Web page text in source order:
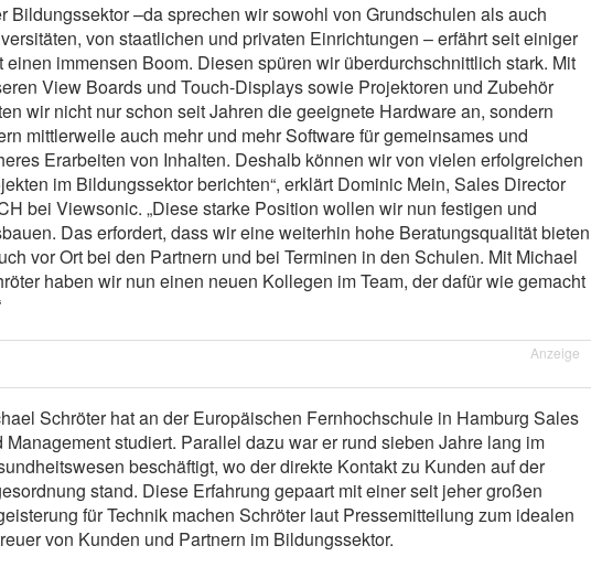
Bildungssektor –da sprechen wir sowohl von Grundschulen als auch
von staatlichen und privaten Einrichtungen – erfährt seit einiger
einen immensen Boom. Diesen spüren wir überdurchschnittlich stark. Mit
View Boards und Touch-Displays sowie Projektoren und Zubehör
wir nicht nur schon seit Jahren die geeignete Hardware an, sondern
mittlerweile auch mehr und mehr Software für gemeinsames und
Erarbeiten von Inhalten. Deshalb können wir von vielen erfolgreichen
im Bildungssektor berichten“, erklärt Dominic Mein, Sales Director
bei Viewsonic. „Diese starke Position wollen wir nun festigen und
Das erfordert, dass wir eine weiterhin hohe Beratungsqualität bieten
vor Ort bei den Partnern und bei Terminen in den Schulen. Mit Michael
haben wir nun einen neuen Kollegen im Team, der dafür wie gemacht
Anzeige
Schröter hat an der Europäischen Fernhochschule in Hamburg Sales
Management studiert. Parallel dazu war er rund sieben Jahre lang im
beschäftigt, wo der direkte Kontakt zu Kunden auf der
stand. Diese Erfahrung gepaart mit einer seit jeher großen
für Technik machen Schröter laut Pressemitteilung zum idealen
von Kunden und Partnern im Bildungssektor.